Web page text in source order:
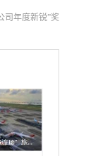
司年度新锐”奖